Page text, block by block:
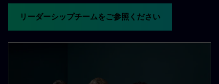
リーダーシップチームをご参照ください